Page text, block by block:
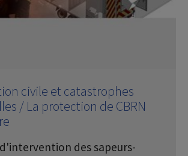
civile et catastrophes
/ La protection de CBRN
des sapeurs-